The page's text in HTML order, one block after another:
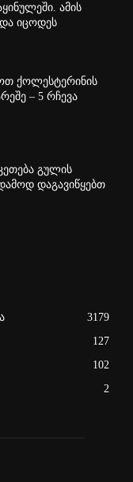
ამის
იცოდეს
ქოლესტერინის
– 5 რჩევა
გულის
დაგავიწყებთ
3179
127
102
2